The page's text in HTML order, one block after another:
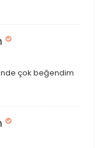
çok beğendim